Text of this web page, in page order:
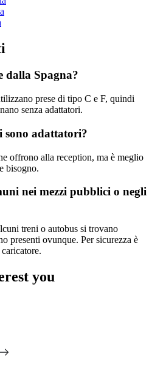
dalla Spagna?
prese di tipo C e F, quindi
senza adattatori.
sono adattatori?
offrono alla reception, ma è meglio
bisogno.
nei mezzi pubblici o negli
treni o autobus si trovano
presenti ovunque. Per sicurezza è
you